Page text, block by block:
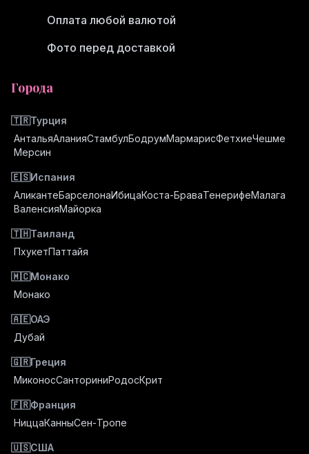
Оплата любой валютой
Фото перед доставкой
Города
🇹🇷Турция
АнтальяАланияСтамбулБодрумМармарисФетхиеЧешме
Мерсин
🇪🇸Испания
АликантеБарселонаИбицаКоста-БраваТенерифеМалага
ВаленсияМайорка
🇹🇭Таиланд
ПхукетПаттайя
🇲🇨Монако
Монако
🇦🇪ОАЭ
Дубай
🇬🇷Греция
МиконосСанториниРодосКрит
🇫🇷Франция
НиццаКанныСен-Тропе
🇺🇸США